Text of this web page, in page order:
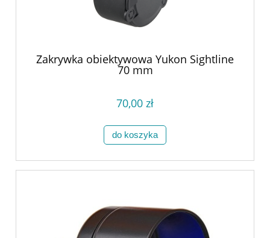
Zakrywka obiektywowa Yukon Sightline
70 mm
70,00 zł
do koszyka